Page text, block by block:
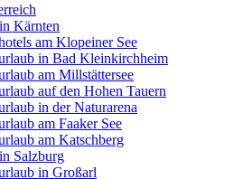
Kärnten
am Klopeiner See
in Bad Kleinkirchheim
am Millstättersee
auf den Hohen Tauern
in der Naturarena
am Faaker See
am Katschberg
Salzburg
in Großarl